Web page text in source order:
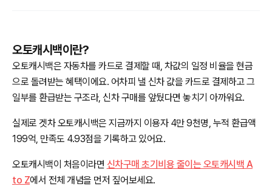
오토캐시백이란?
오토캐시백은 자동차를 카드로 결제할 때, 차값의 일정 비율을 현금
으로 돌려받는 혜택이에요. 어차피 낼 신차 값을 카드로 결제하고 그
일부를 환급받는 구조라, 신차 구매를 앞뒀다면 놓치기 아까워요.
실제로 겟차 오토캐시백은 지금까지 이용자 4만 9천명, 누적 환급액
199억, 만족도 4.93점을 기록하고 있어요.
오토캐시백이 처음이라면 신차구매 초기비용 줄이는 오토캐시백 A
to Z에서 전체 개념을 먼저 짚어보세요.